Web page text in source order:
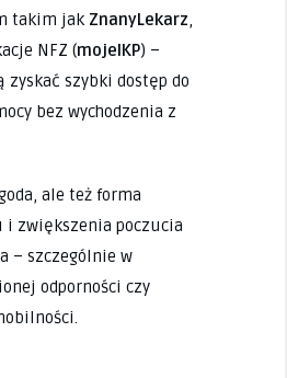
takim jak ZnanyLekarz,
NFZ (mojeIKP) –
zyskać szybki dostęp do
bez wychodzenia z
ale też forma
i zwiększenia poczucia
– szczególnie w
odporności czy